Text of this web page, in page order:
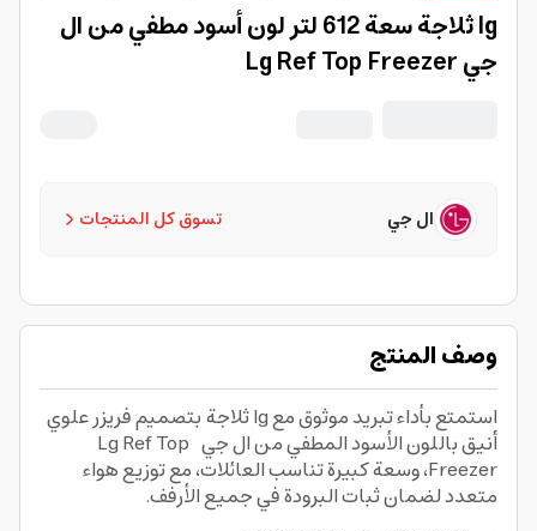
lg ثلاجة سعة 612 لتر لون أسود مطفي من ال
جي Lg Ref Top Freezer
تسوق كل المنتجات ال جي
وصف المنتج
استمتع بأداء تبريد موثوق مع lg ثلاجة بتصميم فريزر علوي
أنيق باللون الأسود المطفي من ال جي Lg Ref Top
Freezer، وسعة كبيرة تناسب العائلات، مع توزيع هواء
متعدد لضمان ثبات البرودة في جميع الأرفف.